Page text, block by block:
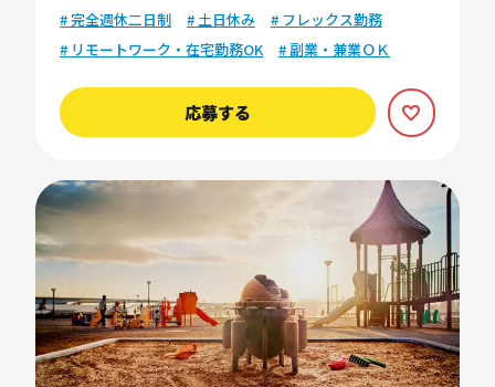
# 完全週休二日制
# 土日休み
# フレックス勤務
# リモートワーク・在宅勤務OK
# 副業・兼業ＯＫ
応募する